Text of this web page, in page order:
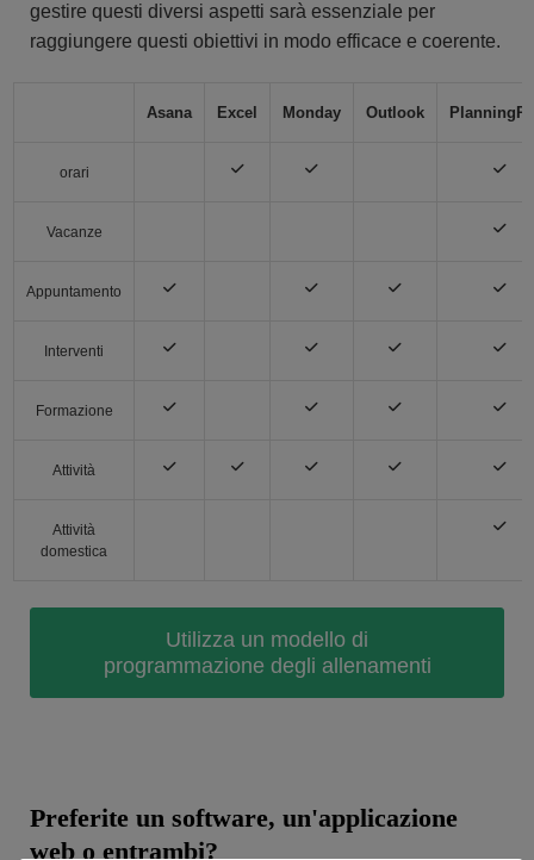
gestire questi diversi aspetti sarà essenziale per
raggiungere questi obiettivi in modo efficace e coerente.
Asana Excel Monday Outlook
orari
Vacanze
Appuntamento
Interventi
Formazione
Attività
Attività
domestica
Utilizza un modello di
programmazione degli allenamenti
Preferite un software, un'applicazione
web o entrambi?